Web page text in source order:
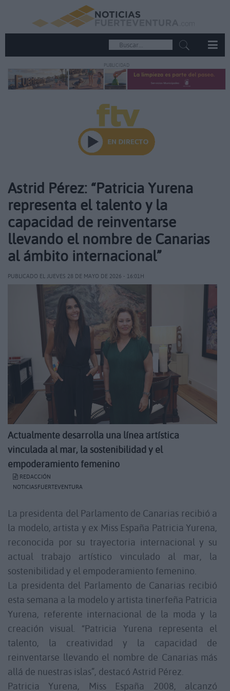
PUBLICIDAD
Astrid Pérez: “Patricia Yurena
representa el talento y la
capacidad de reinventarse
llevando el nombre de Canarias
al ámbito internacional”
PUBLICADO EL JUEVES 28 DE MAYO DE 2026 - 16:01H
Actualmente desarrolla una línea artística
vinculada al mar, la sostenibilidad y el
empoderamiento femenino
REDACCIÓN
NOTICIASFUERTEVENTURA
La presidenta del Parlamento de Canarias recibió a
la modelo, artista y ex Miss España Patricia Yurena,
reconocida por su trayectoria internacional y su
actual trabajo artístico vinculado al mar, la
sostenibilidad y el empoderamiento femenino.
La presidenta del Parlamento de Canarias recibió
esta semana a la modelo y artista tinerfeña Patricia
Yurena, referente internacional de la moda y la
creación visual. “Patricia Yurena representa el
talento, la creatividad y la capacidad de
reinventarse llevando el nombre de Canarias más
allá de nuestras islas”, destacó Astrid Pérez.
Patricia Yurena, Miss España 2008, alcanzó